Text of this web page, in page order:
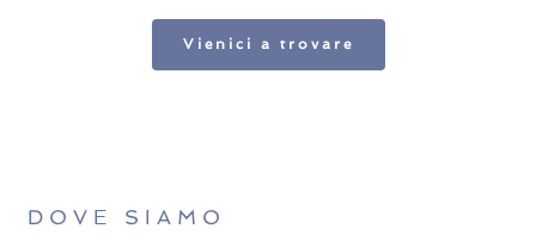
Vienici a trovare
DOVE SIAMO